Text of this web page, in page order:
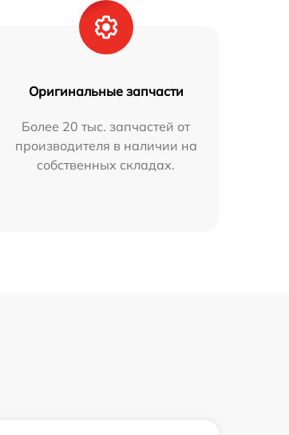
Оригинальные запчасти
Более 20 тыс. запчастей от
производителя в наличии на
собственных складах.